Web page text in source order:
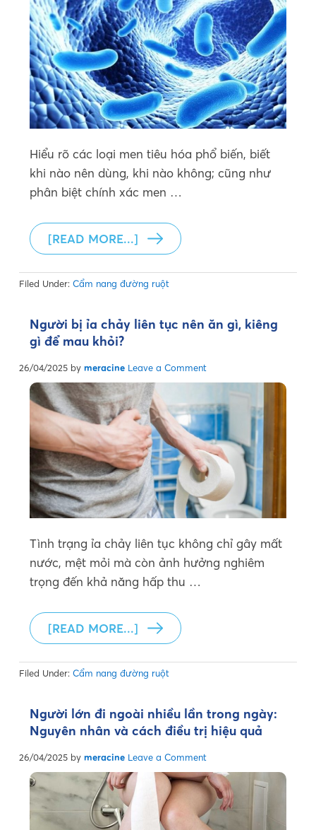
Hiểu rõ các loại men tiêu hóa phổ biến, biết
khi nào nên dùng, khi nào không; cũng như
phân biệt chính xác men …
[READ MORE...]
Filed Under:Cẩm nang đường ruột
Người bị ỉa chảy liên tục nên ăn gì, kiêng
gì để mau khỏi?
26/04/2025 bymeracine Leave a Comment
Tình trạng ỉa chảy liên tục không chỉ gây mất
nước, mệt mỏi mà còn ảnh hưởng nghiêm
trọng đến khả năng hấp thu …
[READ MORE...]
Filed Under:Cẩm nang đường ruột
Người lớn đi ngoài nhiều lần trong ngày:
Nguyên nhân và cách điều trị hiệu quả
26/04/2025 bymeracine Leave a Comment